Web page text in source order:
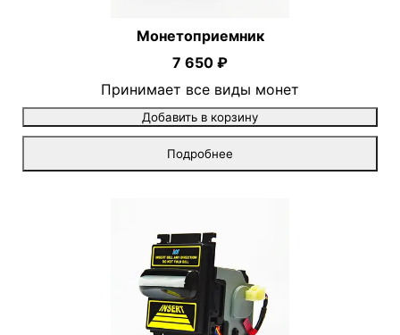
Монетоприемник
7 650 ₽
Принимает все виды монет
Добавить в корзину
Подробнее